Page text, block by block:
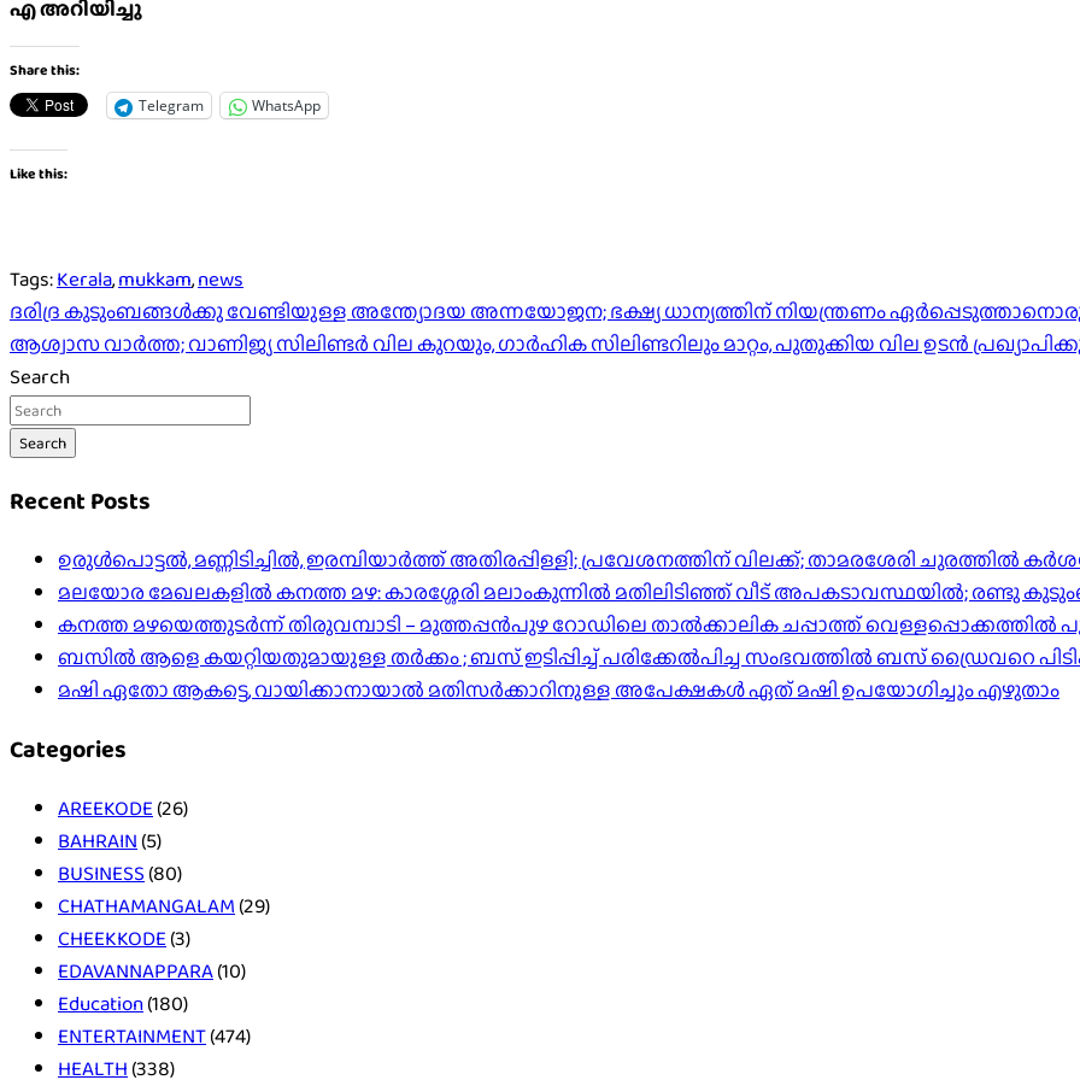
എ അറിയിച്ചു
Share this:
Telegram WhatsApp
Like this:
Tags:Kerala,mukkam,news
Post
navigation
ദരിദ്ര കുടുംബങ്ങൾക്കു വേണ്ടിയുള്ള അന്ത്യോദയ അന്നയോജന; ഭക്ഷ്യ ധാന്യത്തിന് നിയന്ത്രണം
ആശ്വാസ വാര്‍ത്ത; വാണിജ്യ സിലിണ്ടര്‍ വില കുറയും, ഗാർഹിക സിലിണ്ടറിലും മാറ്റം, പുതുക്കിയ വില ഉടൻ
Search
Search
Recent Posts
ഉരുൾപൊട്ടൽ, മണ്ണിടിച്ചിൽ, ഇരമ്പിയാര്‍ത്ത് അതിരപ്പിള്ളി; പ്രവേശനത്തിന് വിലക്ക്; താമരശേരി ചുരത്തില്‍
മലയോര മേഖലകളിൽ കനത്ത മഴ: കാരശ്ശേരി മലാംകുന്നിൽ മതിലിടിഞ്ഞ് വീട് അപകടാവസ്ഥയിൽ; രണ്ടു
കനത്ത മഴയെത്തുടർന്ന് തിരുവമ്പാടി – മുത്തപ്പൻപുഴ റോഡിലെ താൽക്കാലിക ചപ്പാത്ത് വെള്ളപ്പൊക്കത്തിൽ
ബസിൽ ആളെ കയറ്റിയതുമായുള്ള തർക്കം ; ബസ് ഇടിപ്പിച്ച് പരിക്കേൽപിച്ച സംഭവത്തിൽ ബസ് ഡ്രൈവറെ
മഷി ഏതോ ആകട്ടെ, വായിക്കാനായാൽ മതി​സർക്കാറിനുള്ള അപേക്ഷകൾ ഏത് മഷി ഉപയോഗിച്ചും എഴുതാം
Categories
AREEKODE (26)
BAHRAIN (5)
BUSINESS (80)
CHATHAMANGALAM (29)
CHEEKKODE (3)
EDAVANNAPPARA(10)
Education(180)
ENTERTAINMENT(474)
HEALTH (338)